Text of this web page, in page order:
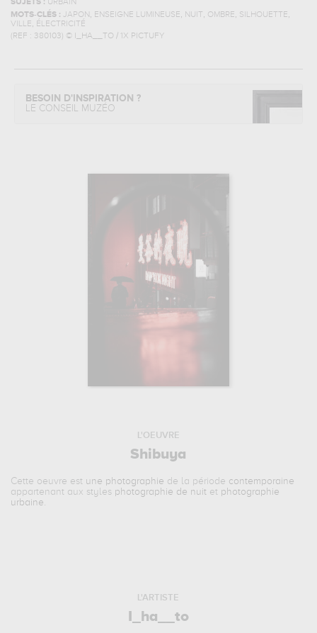
SUJETS : URBAIN
MOTS-CLÉS : JAPON , ENSEIGNE LUMINEUSE, NUIT, OMBRE, SILHOUETTE,
VILLE, ÉLECTRICITÉ
(REF : 380103) © I_HA__TO / 1X PICTUFY
BESOIN D'INSPIRATION ?
LE CONSEIL MUZÉO
L'OEUVRE
Shibuya
Cette oeuvre est une photographie de la période contemporaine
appartenant aux styles photographie de nuit et photographie
urbaine.
L'ARTISTE
I_ha__to